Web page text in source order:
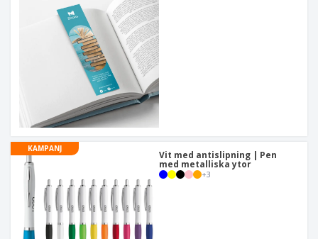
KAMPANJ
Vit med antislipning | Pen
med metalliska ytor
+3